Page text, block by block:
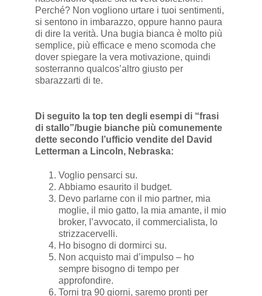
Perché? Non vogliono urtare i tuoi sentimenti,
si sentono in imbarazzo, oppure hanno paura
di dire la verità. Una bugia bianca è molto più
semplice, più efficace e meno scomoda che
dover spiegare la vera motivazione, quindi
sosterranno qualcos’altro giusto per
sbarazzarti di te.
Di seguito la top ten degli esempi di “frasi
di stallo”/bugie bianche più comunemente
dette secondo l’ufficio vendite del David
Letterman a Lincoln, Nebraska:
Voglio pensarci su.
Abbiamo esaurito il budget.
Devo parlarne con il mio partner, mia
moglie, il mio gatto, la mia amante, il mio
broker, I’avvocato, il commercialista, lo
strizzacervelli.
Ho bisogno di dormirci su.
Non acquisto mai d’impulso – ho
sempre bisogno di tempo per
approfondire.
Torni tra 90 giorni, saremo pronti per